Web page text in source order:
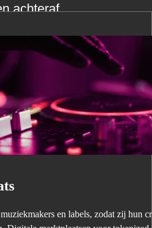
achteraf.
en labels, zodat zij hun